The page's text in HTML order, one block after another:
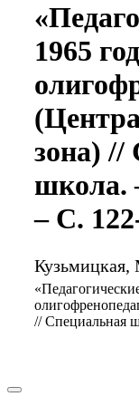
1965
зона) //
школа.
– С.
// Специальная